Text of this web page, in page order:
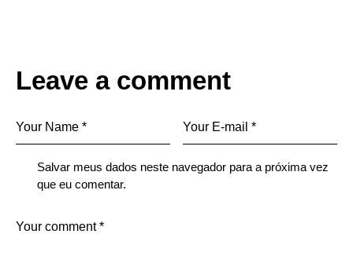
Leave a comment
Salvar meus dados neste navegador para a próxima vez
que eu comentar.